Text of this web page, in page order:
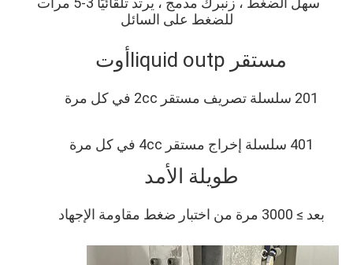
للضغط على السائل
مستقر liq uid outp أوت
201 سلسلة تصريف مستقر 2cc في كل مرة
401 سلسلة إخراج مستقر 4cc في كل مرة
طويلة الأمد
بعد ≥ 3000 مرة من اختبار ضغط مقاومة الإجهاد